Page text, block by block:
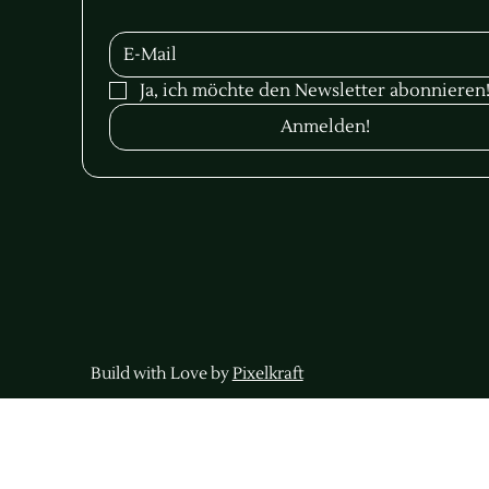
Ja, ich möchte den Newsletter
Anmelden!
Build with Love byPixelkraft